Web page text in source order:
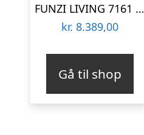
FUNZI LIVING 7161 garderobeskab, spejl, 2 skydelåger, 2 bøjlestænger, 2 skuffer – natur melamin
kr. 8.389,00
Gå til shop